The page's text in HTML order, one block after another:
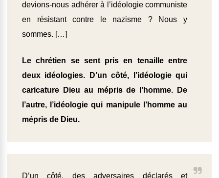
devions-nous adhérer à l’idéologie communiste
en résistant contre le nazisme ? Nous y
sommes. […]
Le chrétien se sent pris en tenaille entre
deux idéologies. D’un côté, l’idéologie qui
caricature Dieu au mépris de l’homme. De
l’autre, l’idéologie qui manipule l’homme au
mépris de Dieu.
D’un côté, des adversaires déclarés et